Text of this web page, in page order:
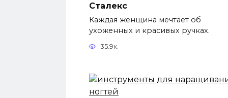
Сталекс
Каждая женщина мечтает об
ухоженных и красивых ручках.
35.9к.